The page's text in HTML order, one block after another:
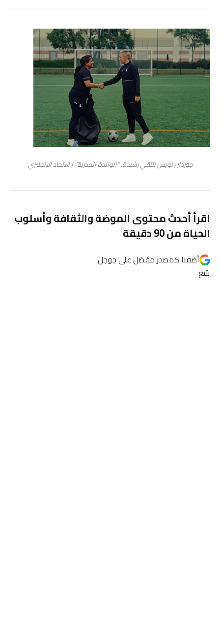
جوردان نوبس يلتقي رشيدة، “الوالدة المدربة”. | الاتحاد الانجليزي
اقرأ أحدث محتوى الموضة والثقافة وأسلوب
الحياة من 90 دقيقة
أضفنا كمصدر مفضل علىجوجل
يتبع